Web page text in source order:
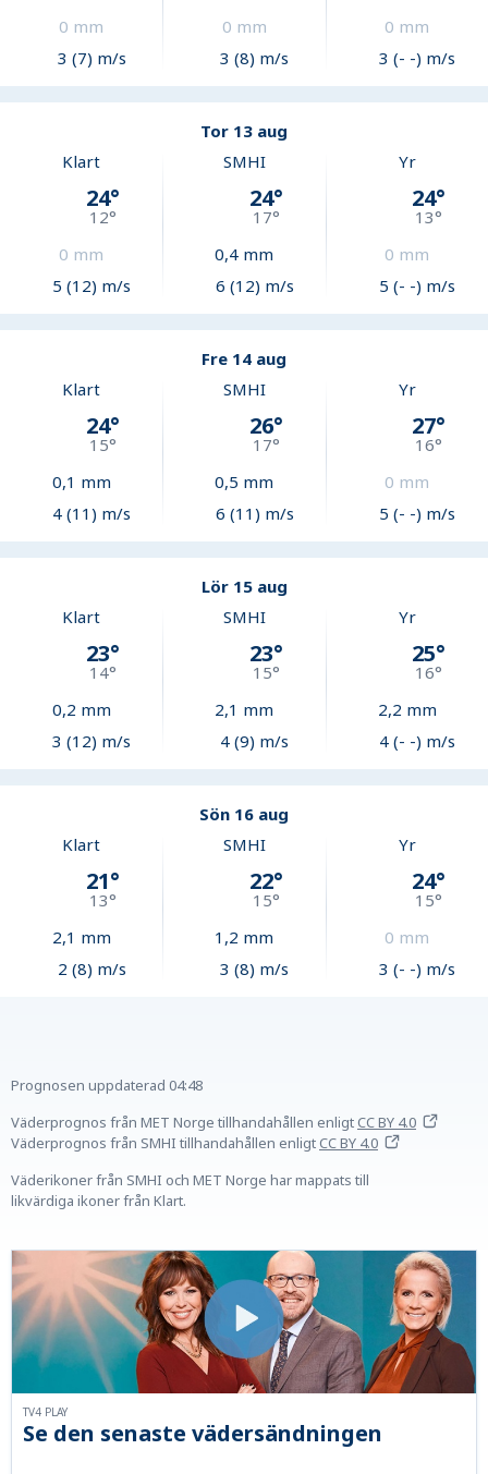
0 mm
3 (7) m/s
0 mm
3 (8) m/s
0 mm
3 (- -) m/s
Tor 13 aug
Klart
24°
12°
0 mm
5 (12) m/s
SMHI
24°
17°
0,4 mm
6 (12) m/s
Yr
24°
13°
0 mm
5 (- -) m/s
Fre 14 aug
Klart
24°
15°
0,1 mm
4 (11) m/s
SMHI
26°
17°
0,5 mm
6 (11) m/s
Yr
27°
16°
0 mm
5 (- -) m/s
Lör 15 aug
Klart
23°
14°
0,2 mm
3 (12) m/s
SMHI
23°
15°
2,1 mm
4 (9) m/s
Yr
25°
16°
2,2 mm
4 (- -) m/s
Sön 16 aug
Klart
21°
13°
2,1 mm
2 (8) m/s
SMHI
22°
15°
1,2 mm
3 (8) m/s
Yr
24°
15°
0 mm
3 (- -) m/s
Prognosen uppdaterad 04:48
Väderprognos från MET Norge tillhandahållen enligtCC BY 4.0
Väderprognos från SMHI tillhandahållen enligtCC BY 4.0
Väderikoner från SMHI och MET Norge har mappats till
likvärdiga ikoner från Klart.
Se den senaste vädersändningen
TV4 PLAY